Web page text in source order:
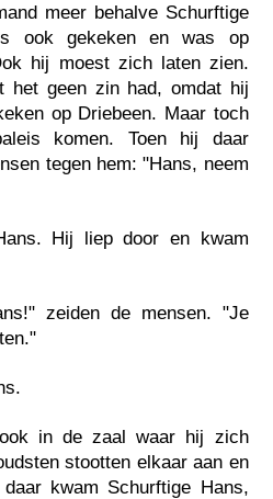
meer behalve Schurftige
ook gekeken en was op
hij moest zich laten zien.
het geen zin had, omdat hij
op Driebeen. Maar toch
komen. Toen hij daar
tegen hem: "Hans, neem
Hij liep door en kwam
zeiden de mensen. "Je
in de zaal waar hij zich
stootten elkaar aan en
kwam Schurftige Hans,